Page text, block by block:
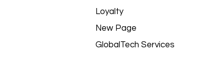
Loyalty
New Page
GlobalTech Services